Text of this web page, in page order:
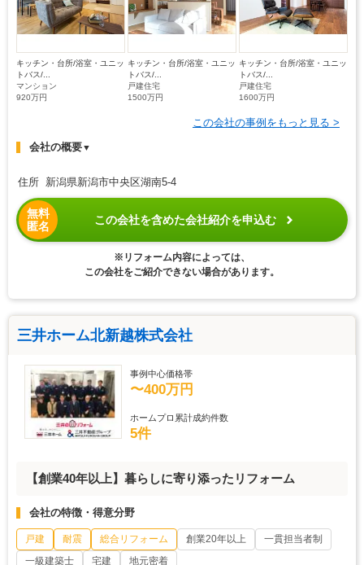
キッチン・台所/浴室・ユニッ
トバス/...
マンション
920万円
キッチン・台所/浴室・ユニッ
トバス/...
戸建住宅
1500万円
キッチン・台所/浴室・ユニッ
トバス/...
戸建住宅
1600万円
この会社の事例をもっと見る >
会社の概要▼
住所 新潟県新潟市中央区湖南5-4
無料
匿名
この会社を含めた会社紹介を申込む
※リフォーム内容によっては、
この会社をご紹介できない場合があります。
三井ホーム北新越株式会社
事例中心価格帯
〜400万円
ホームプロ累計成約件数
5件
【創業40年以上】暮らしに寄り添ったリフォーム
会社の特徴・得意分野
戸建 耐震 総合リフォーム 創業20年以上
一貫担当者制
一級建築士
宅建 地元密着